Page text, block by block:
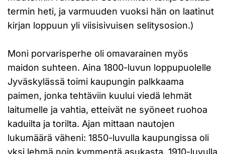
termin heti, ja varmuuden vuoksi hän on laatinut
kirjan loppuun yli viisisivuisen selitysosion.)
Moni porvarisperhe oli omavarainen myös
maidon suhteen. Aina 1800-luvun loppupuolelle
Jyväskylässä toimi kaupungin palkkaama
paimen, jonka tehtäviin kuului viedä lehmät
laitumelle ja vahtia, etteivät ne syöneet ruohoa
kaduilta ja torilta. Ajan mittaan nautojen
lukumäärä väheni: 1850-luvulla kaupungissa oli
yksi lehmä noin kymmentä asukasta, 1910-luvulla